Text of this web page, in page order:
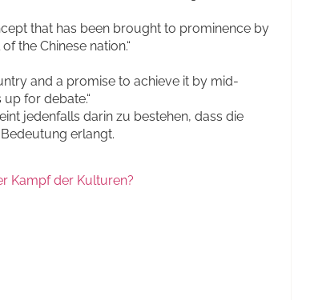
that has been brought to prominence by
the Chinese nation.“
and a promise to achieve it by mid-
for debate.“
jedenfalls darin zu bestehen, dass die
erlangt.
Kampf der Kulturen?